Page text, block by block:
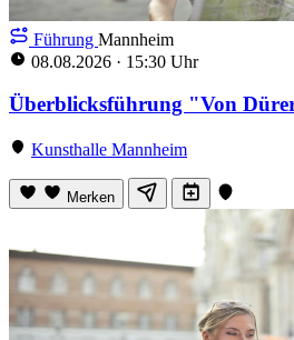
Führung Mannheim
08.08.2026 · 15:30 Uhr
Überblicksführung "Von
Kunsthalle Mannheim
Merken